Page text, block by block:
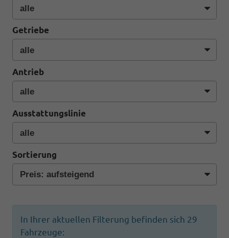
Getriebe
Antrieb
Ausstattungslinie
Sortierung
In Ihrer aktuellen Filterung befinden sich 29
Fahrzeuge: